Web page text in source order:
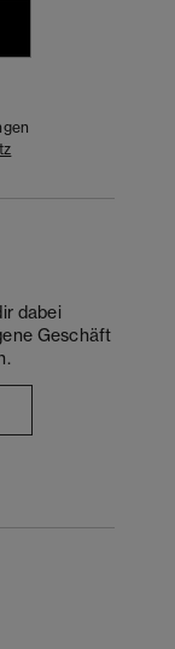
dabei
Geschäft